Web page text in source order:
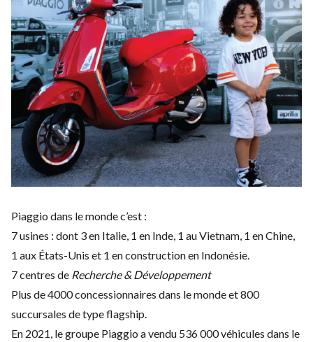
Piaggio dans le monde c’est :
7 usines : dont 3 en Italie, 1 en Inde, 1 au Vietnam, 1 en Chine,
1 aux États-Unis et 1 en construction en Indonésie.
7 centres de Recherche & Développement
Plus de 4000 concessionnaires dans le monde et 800
succursales de type flagship.
En 2021, le groupe Piaggio a vendu 536 000 véhicules dans le